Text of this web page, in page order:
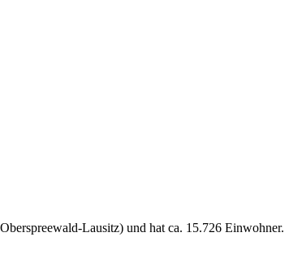
Lausitz) und hat ca. 15.726 Einwohner.